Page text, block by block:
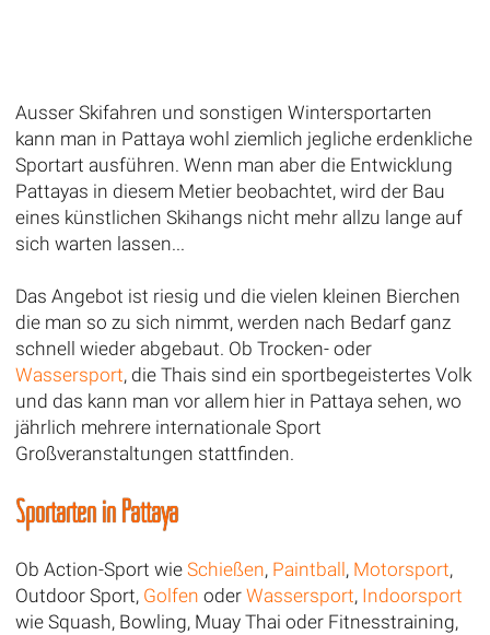
Ausser Skifahren und sonstigen Wintersportarten
kann man in Pattaya wohl ziemlich jegliche erdenkliche
Sportart ausführen. Wenn man aber die Entwicklung
Pattayas in diesem Metier beobachtet, wird der Bau
eines künstlichen Skihangs nicht mehr allzu lange auf
sich warten lassen...
Das Angebot ist riesig und die vielen kleinen Bierchen
die man so zu sich nimmt, werden nach Bedarf ganz
schnell wieder abgebaut. Ob Trocken- oder
Wassersport, die Thais sind ein sportbegeistertes Volk
und das kann man vor allem hier in Pattaya sehen, wo
jährlich mehrere internationale Sport
Großveranstaltungen stattfinden.
Sportarten in Pattaya
Ob Action-Sport wie Schießen, Paintball , Motorsport,
Outdoor Sport, Golfen oder Wassersport, Indoorsport
wie Squash, Bowling, Muay Thai oder Fitnesstraining,